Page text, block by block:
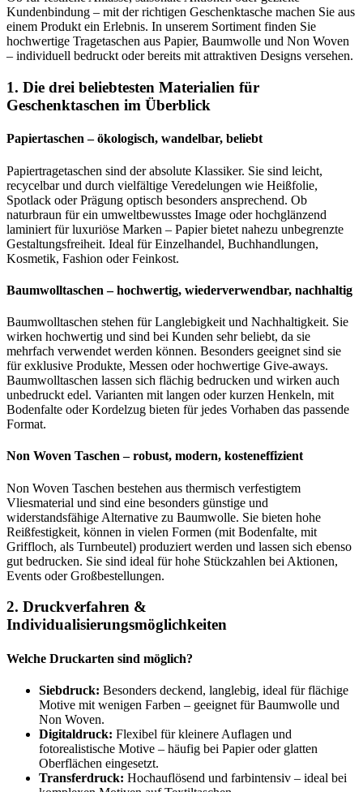
Papiertaschen – ökologisch, wandelbar, beliebt
Papiertragetaschen sind der absolute Klassiker. Sie sind leicht,
recycelbar und durch vielfältige Veredelungen wie Heißfolie,
naturbraun für ein umweltbewusstes Image oder hochglänzend
laminiert für luxuriöse Marken – Papier bietet nahezu unbegrenzte
Gestaltungsfreiheit. Ideal für Einzelhandel, Buchhandlungen,
Baumwolltaschen stehen für Langlebigkeit und Nachhaltigkeit. Sie
wirken hochwertig und sind bei Kunden sehr beliebt, da sie
mehrfach verwendet werden können. Besonders geeignet sind sie
für exklusive Produkte, Messen oder hochwertige Give-aways.
Baumwolltaschen lassen sich flächig bedrucken und wirken auch
unbedruckt edel. Varianten mit langen oder kurzen Henkeln, mit
Format.
Non Woven Taschen – robust, modern, kosteneffizient
Non Woven Taschen bestehen aus thermisch verfestigtem
Vliesmaterial und sind eine besonders günstige und
widerstandsfähige Alternative zu Baumwolle. Sie bieten hohe
Reißfestigkeit, können in vielen Formen (mit Bodenfalte, mit
Griffloch, als Turnbeutel) produziert werden und lassen sich ebenso
gut bedrucken. Sie sind ideal für hohe Stückzahlen bei Aktionen,
Individualisierungsmöglichkeiten
Welche Druckarten sind möglich?
Siebdruck:Besonders deckend, langlebig, ideal für flächige
Motive mit wenigen Farben – geeignet für Baumwolle und
Digitaldruck:Flexibel für kleinere Auflagen und
fotorealistische Motive – häufig bei Papier oder glatten
Oberflächen eingesetzt.
komplexen Motiven auf Textiltaschen.
– vor allem bei laminierten Papiertaschen.
Heißfolienprägung:Für edle Effekte in Gold, Silber oder
Metallicfarben – besonders auf schwarzen oder farbigen
Papiertaschen gefragt.
Individuell oder fertig bedruckt – was ist besser?